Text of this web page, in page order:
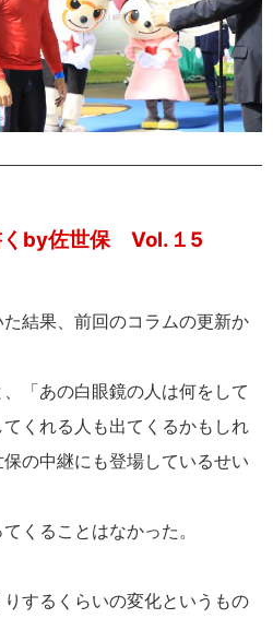
くby佐世保 Vol.１5
結果、前回のコラムの更新か
「あの白眼鏡の人は何をして
くれる人も出てくるかもしれ
の中継にも登場しているせい
くることはなかった。
するくらいの変化というもの